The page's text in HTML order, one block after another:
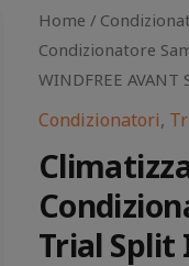
Home /
Condizionatore
WINDFREE AVANT
Condizionatori,
Trial
Il
prezzo
originale
era:
2.600,00 €.
Il
prezzo
attuale
è:
2.350,00 €.